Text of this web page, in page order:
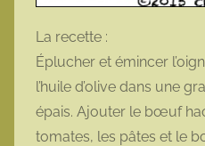
La recette :
Éplucher et émincer
l’huile d’olive dans une
épais. Ajouter le bœuf
tomates, les pâtes et le